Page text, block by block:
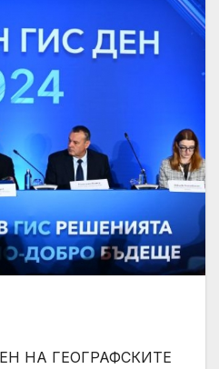
НА ГЕОГРАФСКИТЕ